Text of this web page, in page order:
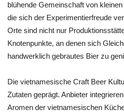
blühende Gemeinschaft von
die sich der Experimentierfreude
Orte sind nicht nur
Knotenpunkte, an denen sich
handwerklich gebrautes Bier zu
Die vietnamesische Craft Beer
Zutaten geprägt. Anbieter
Aromen der vietnamesischen